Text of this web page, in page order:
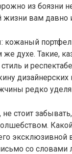
из боязни
жизни вам давно
кожаный
же духе. Такие,
стиль и
дизайнерских
редко
не стоит
со словами